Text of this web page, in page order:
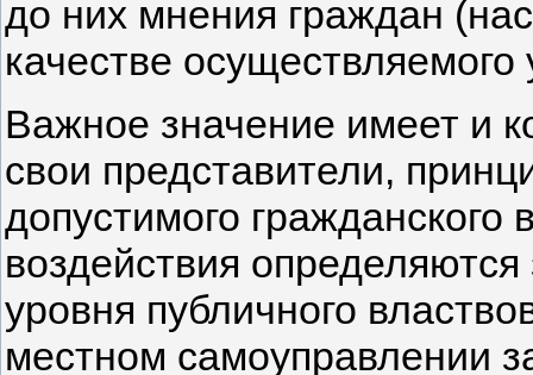
до них мнения граждан
качестве осуществляемого
Важное значение имеет и
свои представители,
допустимого
воздействия
уровня публичного
местном самоуправлении